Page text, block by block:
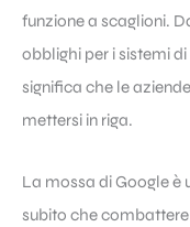
funzione a scaglioni.
obblighi per i sistemi
significa che le
mettersi in riga.
La mossa di Google è
subito che